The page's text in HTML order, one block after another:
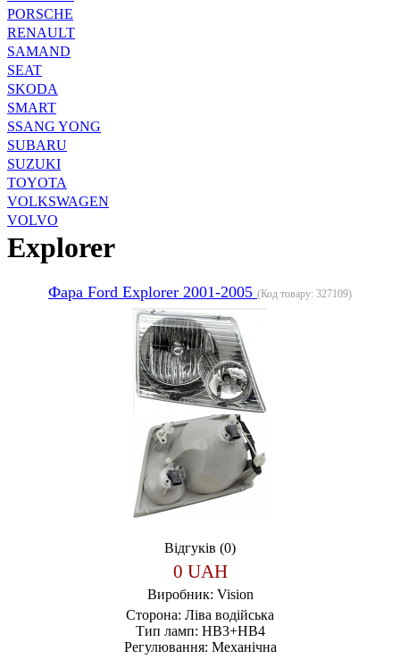
PORSCHE
RENAULT
SAMAND
SEAT
SKODA
SMART
SSANG YONG
SUBARU
SUZUKI
TOYOTA
VOLKSWAGEN
VOLVO
Explorer
Фара Ford Explorer 2001-2005 (Код товару: 327109)
Відгуків (0)
0 UAH
Виробник: Vision
Сторона: Ліва водійська
Тип ламп: HB3+HB4
Регулювання: Механічна